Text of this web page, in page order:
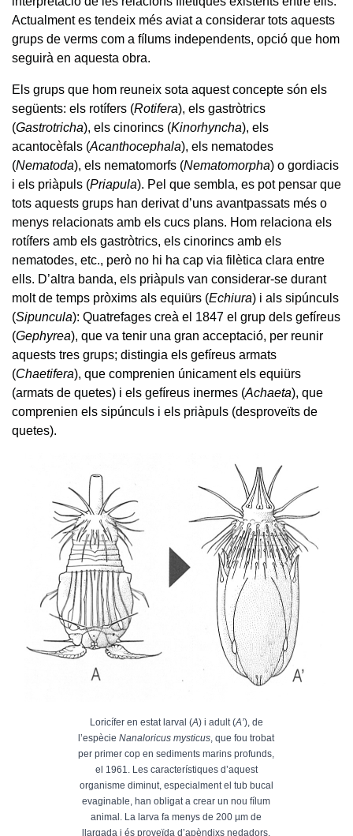
Actualment es tendeix més aviat a considerar tots aquests
grups de verms com a fílums independents, opció que hom
seguirà en aquesta obra.
Els grups que hom reuneix sota aquest concepte són els
següents: els rotífers (Rotifera), els gastròtrics
(Gastrotricha), els cinorincs (Kinorhyncha), els
acantocèfals (Acanthocephala), els nematodes
(Nematoda), els nematomorfs (Nematomorpha) o gordiacis
i els priàpuls (Priapula). Pel que sembla, es pot pensar que
tots aquests grups han derivat d’uns avantpassats més o
menys relacionats amb els cucs plans. Hom relaciona els
rotífers amb els gastròtrics, els cinorincs amb els
nematodes, etc., però no hi ha cap via filètica clara entre
ells. D’altra banda, els priàpuls van considerar-se durant
molt de temps pròxims als equiürs (Echiura) i als sipúnculs
(Sipuncula): Quatrefages creà el 1847 el grup dels gefíreus
(Gephyrea), que va tenir una gran acceptació, per reunir
aquests tres grups; distingia els gefíreus armats
(Chaetifera), que comprenien únicament els equiürs
(armats de quetes) i els gefíreus inermes (Achaeta), que
comprenien els sipúnculs i els priàpuls (desproveïts de
quetes).
Loricífer en estat larval (A) i adult (A’), de
l’espècieNanaloricus mysticus , que fou trobat
per primer cop en sediments marins profunds,
el 1961. Les característiques d’aquest
organisme diminut, especialment el tub bucal
evaginable, han obligat a crear un nou fílum
animal. La larva fa menys de 200 µm de
llargada i és proveïda d’apèndixs nedadors.